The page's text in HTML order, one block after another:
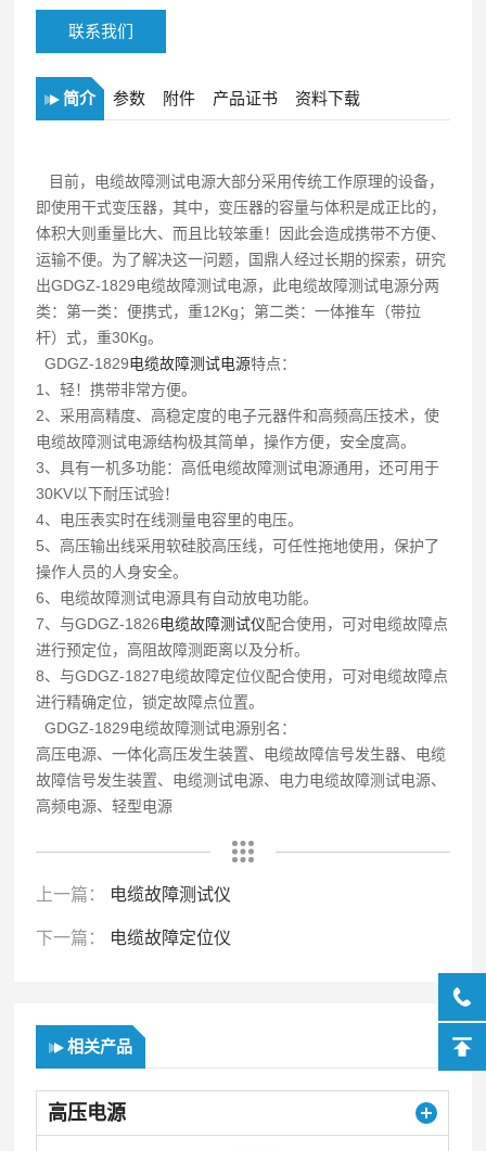
联系我们
简介 参数 附件 产品证书 资料下载
目前，电缆故障测试电源大部分采用传统工作原理的设备，
即使用干式变压器，其中，变压器的容量与体积是成正比的，
体积大则重量比大、而且比较笨重！因此会造成携带不方便、
运输不便。为了解决这一问题，国鼎人经过长期的探索，研究
出GDGZ-1829电缆故障测试电源，此电缆故障测试电源分两
类：第一类：便携式，重12Kg；第二类：一体推车（带拉
杆）式，重30Kg。
GDGZ-1829电缆故障测试电源特点：
1、轻！携带非常方便。
2、采用高精度、高稳定度的电子元器件和高频高压技术，使
电缆故障测试电源结构极其简单，操作方便，安全度高。
3、具有一机多功能：高低电缆故障测试电源通用，还可用于
30KV以下耐压试验！
4、电压表实时在线测量电容里的电压。
5、高压输出线采用软硅胶高压线，可任性拖地使用，保护了
操作人员的人身安全。
6、电缆故障测试电源具有自动放电功能。
7、与GDGZ-1826电缆故障测试仪配合使用，可对电缆故障点
进行预定位，高阻故障测距离以及分析。
8、与GDGZ-1827电缆故障定位仪配合使用，可对电缆故障点
进行精确定位，锁定故障点位置。
GDGZ-1829电缆故障测试电源别名：
高压电源、一体化高压发生装置、电缆故障信号发生器、电缆
故障信号发生装置、电缆测试电源、电力电缆故障测试电源、
高频电源、轻型电源
上一篇： 电缆故障测试仪
下一篇： 电缆故障定位仪
相关产品
高压电源